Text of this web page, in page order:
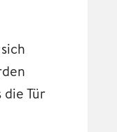
Tür